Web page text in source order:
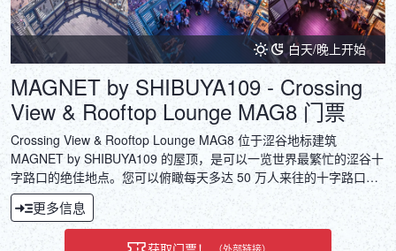
白天/晚上开始
MAGNET by SHIBUYA109 - Crossing
View & Rooftop Lounge MAG8 门票
Crossing View & Rooftop Lounge MAG8 位于涩谷地标建筑
MAGNET by SHIBUYA109 的屋顶，是可以一览世界最繁忙的涩谷十
字路口的绝佳地点。您可以俯瞰每天多达 50 万人来往的十字路口，
是体验日本都市文化的特别场所。我们还会在举办季节性活动和合作
活动时，限时提供特色饮品和美食菜单，让您每次光临都能拥有全新
的体验。与涩谷站直通，方便您在购物和观光之间顺便光临。在这
更多信息